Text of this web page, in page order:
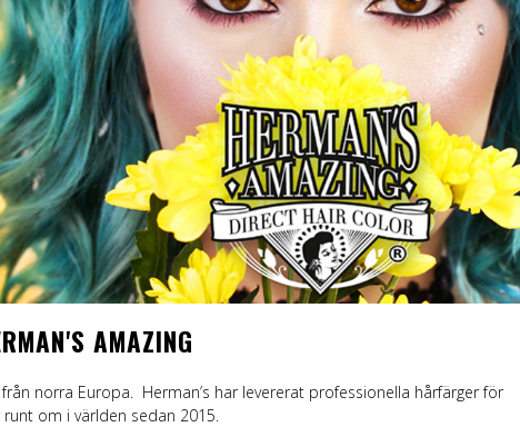
vegan armband &
& Plånböcker
& Hängslen
/ Patchar
Tygmärken / Patchar
Slipsar & Flugor
Skärp
Läder/vegan armband & Nitarmband
Nitar
Pins
Toppar/linne
Merch Hoodies
Lila
Orange
Röd
Svart
Gul
AMAZING
norra Europa. Herman’s har levererat professionella hårfärger för
om i världen sedan 2015.